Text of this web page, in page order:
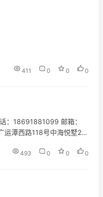
411 0 0 0
：18691881099 邮箱：
潭西路118号中海悦墅24
493 0 0 0